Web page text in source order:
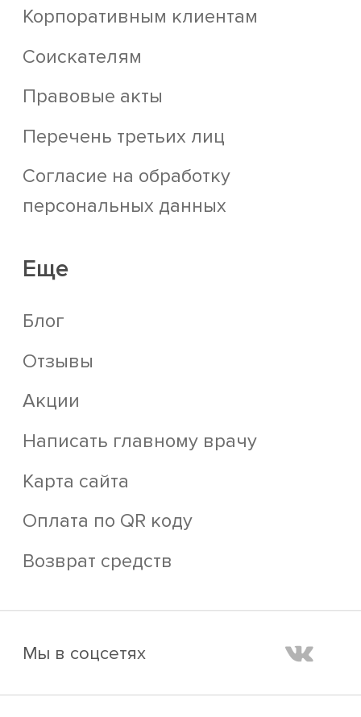
Корпоративным клиентам
Соискателям
Правовые акты
Перечень третьих лиц
Согласие на обработку
персональных данных
Еще
Блог
Отзывы
Акции
Написать главному врачу
Карта сайта
Оплата по QR коду
Возврат средств
Мы в соцсетях